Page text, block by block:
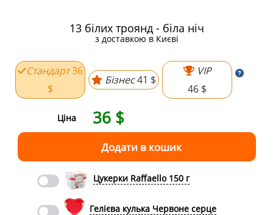
13 білих троянд - біла ніч
з доставкою в Києві
Стандарт36
$
Бізнес41 $
VIP
46 $
Ціна 36 $
Цукерки Raffaello 150 г
Гелієва кулька Червоне серце